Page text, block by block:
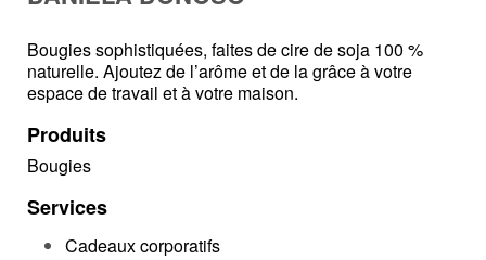
Bougies sophistiquées, faites de cire de soja 100 %
naturelle. Ajoutez de l’arôme et de la grâce à votre
espace de travail et à votre maison.
Produits
Bougies
Services
Cadeaux corporatifs